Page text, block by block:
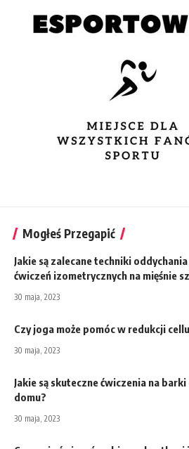
Mogłeś Przegapić
Jakie są zalecane techniki
ćwiczeń izometrycznych na mięśnie
30 maja, 2023
Czy joga może pomóc w redukcji
30 maja, 2023
Jakie są skuteczne ćwiczenia na
domu?
30 maja, 2023